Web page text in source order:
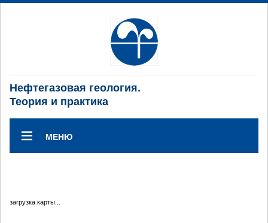
Нефтегазовая геология.
Теория и практика
МЕНЮ
загрузка карты...